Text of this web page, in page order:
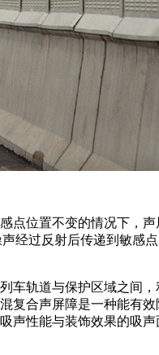
位置不变的情况下，
经过反射后传递到敏感
轨道与保护区域之间
合声屏障是一种能有
性能与装饰效果的吸